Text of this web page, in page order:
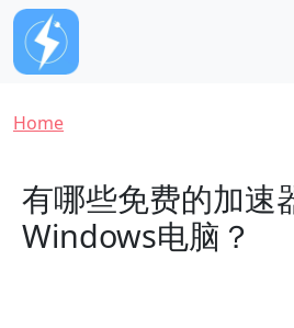
Skip to main content
Breadcrumb
Home
有哪些免费的加速
Windows电脑？